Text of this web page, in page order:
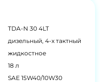
TDA-N 30 4LT
дизельный, 4-х тактный
жидкостное
18 л
SAE 15W40/10W30